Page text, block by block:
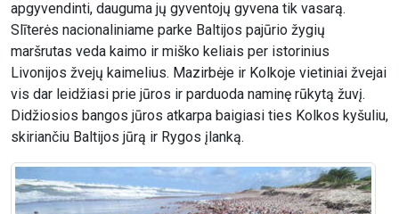
apgyvendinti, dauguma jų gyventojų gyvena tik vasarą.
Slīterės nacionaliniame parke Baltijos pajūrio žygių
maršrutas veda kaimo ir miško keliais per istorinius
Livonijos žvejų kaimelius. Mazirbėje ir Kolkoje vietiniai žvejai
vis dar leidžiasi prie jūros ir parduoda naminę rūkytą žuvį.
Didžiosios bangos jūros atkarpa baigiasi ties Kolkos kyšuliu,
skiriančiu Baltijos jūrą ir Rygos įlanką.